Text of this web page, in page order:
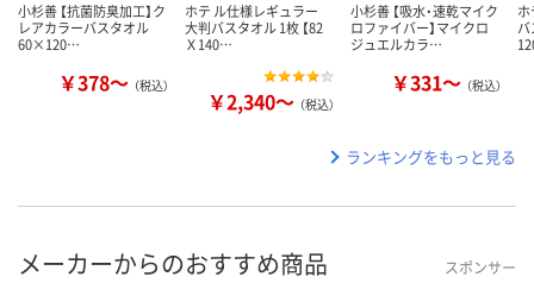
小杉善 【抗菌防臭加工】ク
レアカラーバスタオル
60×120…
￥378～ （税込）
ホテ ル仕様レギュラー
大判バスタオル 1枚 【82
Ｘ140…
￥2,340～ （税込）
小杉善 【吸水・速乾マイク
ロファイバー】マイクロ
ジュエルカラ…
￥331～ （税込）
バ
ランキングをもっと見る
メーカーからのおすすめ商品 スポンサー